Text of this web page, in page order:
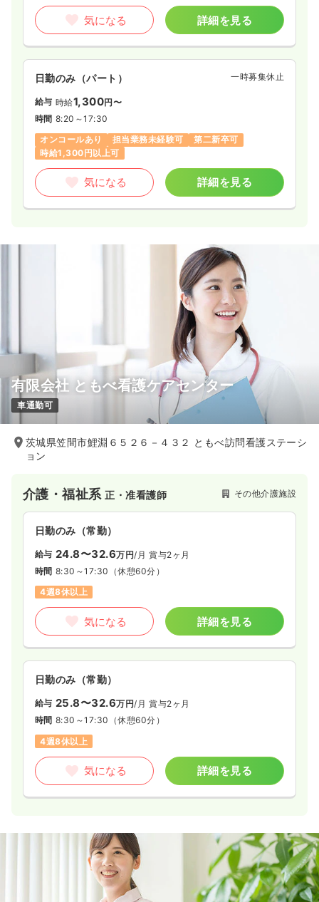
気になる 詳細を見る
日勤のみ（パート） 一時募集休止
給与 時給1,300円〜
時間 8:20～17:30
オンコールあり
担当業務未経験可
第二新卒可
時給1,300円以上可
気になる 詳細を見る
有限会社 ともべ看護ケアセンター
車通勤可
茨城県笠間市鯉淵６５２６－４３２ ともべ訪問看護ステーシ
ョン
介護・福祉系正・准看護師 その他介護施設
日勤のみ（常勤）
給与 24.8〜32.6万円/月 賞与2ヶ月
時間 8:30～17:30 （休憩60分）
4週8休以上
気になる 詳細を見る
日勤のみ（常勤）
給与 25.8〜32.6万円/月 賞与2ヶ月
時間 8:30～17:30 （休憩60分）
4週8休以上
気になる 詳細を見る